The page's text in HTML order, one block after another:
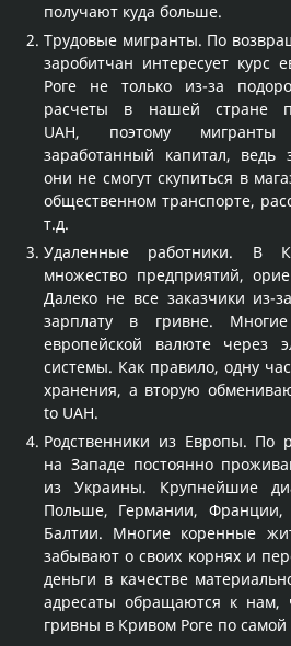
получают куда больше.
Трудовые мигранты. По
заробитчан интересует курс
Роге не только из-за
расчеты в нашей стране
UAH, поэтому
заработанный капитал, ведь
они не смогут скупиться в
общественном транспорте,
т.д.
Удаленные работники. В
множество предприятий,
Далеко не все заказчики из-
зарплату в гривне.
европейской валюте через
системы. Как правило, одну
хранения, а вторую
to UAH.
Родственники из Европы. По
на Западе постоянно
из Украины. Крупнейшие
Польше, Германии, Франции,
Балтии. Многие коренные
забывают о своих корнях и
деньги в качестве
адресаты обращаются к нам,
гривны в Кривом Роге по